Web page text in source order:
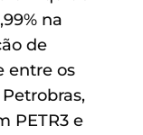
na
de
entre os
PETR3 e